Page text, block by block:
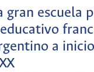
gran escuela
a